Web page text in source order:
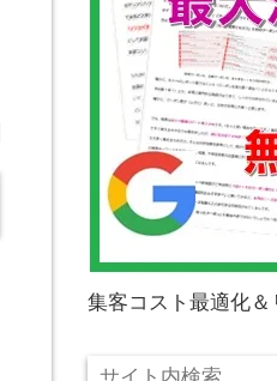
集客コスト最適化